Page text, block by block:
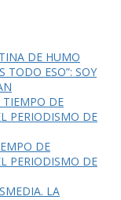
DE HUMO
TODO ESO”: SOY
TIEMPO DE
PERIODISMO DE
DE
PERIODISMO DE
LA